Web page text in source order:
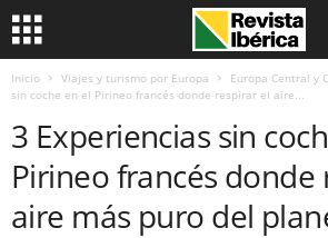
Inicio Viajes y turismo por Europa Europa Central y
sin coche en el Pirineo francés donde respirar el aire...
3 Experiencias sin
Pirineo francés donde
aire más puro del